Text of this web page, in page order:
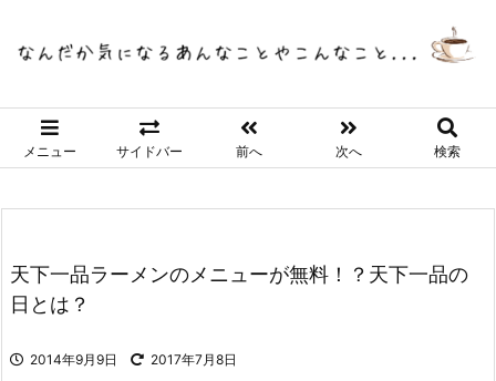
メニュー サイドバー 前へ 次へ 検索
天下一品ラーメンのメニューが無料！？天下一品の
日とは？
2014年9月9日 2017年7月8日